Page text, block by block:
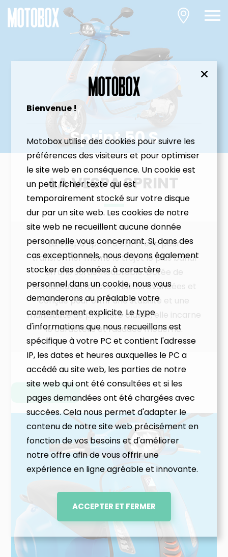
Bienvenue !
Motobox utilise des cookies pour suivre les
préférences des visiteurs et pour optimiser
le site web en conséquence. Un cookie est
un petit fichier texte qui est
temporairement stocké sur votre disque
dur par un site web. Les cookies de notre
site web ne recueillent aucune donnée
personnelle vous concernant. Si, dans des
cas exceptionnels, nous devons également
stocker des données à caractère
personnel dans un cookie, nous vous
demanderons au préalable votre
consentement explicite. Le type
d'informations que nous recueillons est
spécifique à votre PC et contient l'adresse
IP, les dates et heures auxquelles le PC a
accédé au site web, les parties de notre
site web qui ont été consultées et si les
pages demandées ont été chargées avec
succèes. Cela nous permet d'adapter le
contenu de notre site web précisément en
fonction de vos besoins et d'améliorer
notre offre afin de vous offrir une
expérience en ligne agréable et innovante.
Sprint 50 S
LA VESPA SPRINT
La Vespa Sprint a été créée pour
transformer même le trajet le plus banal
en une sortie inoubliable. Dotée de
nombreuses fonctionnalités avancées et
conçue pour offrir une stabilité et une
maniabilité de première classe, elle incarne
le caractère et l'audace moderne.